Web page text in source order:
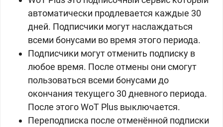
автоматически продлевается каждые 30
дней. Подписчики могут наслаждаться
всеми бонусами во время этого периода.
Подписчики могут отменить подписку в
любое время. После отмены они смогут
пользоваться всеми бонусами до
окончания текущего 30 дневного периода.
После этого WoT Plus выключается.
Переподписка после отменённой подписки